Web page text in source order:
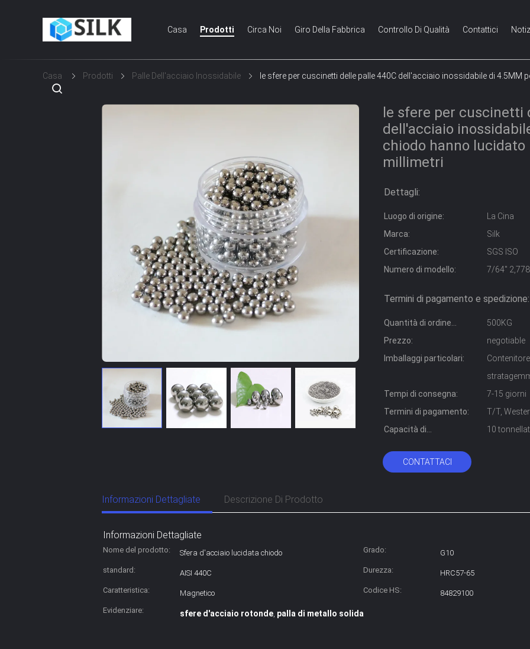
Casa Prodotti Circa Noi Giro Della Fabbrica Controllo Di Qualità Contattici
Casa Prodotti Palle Dell'acciaio Inossidabile le sfere per cuscinetti delle palle 440C dell'acciaio inossidabile di
le sfere per cuscinetti
dell'acciaio
chiodo hanno lucidato
millimetri
Dettagli:
Luogo di origine:
La Cina
Marca:
Silk
Certificazione:
SGS ISO
Numero di modello:
7/64" 2,778
Termini di pagamento e spedizione:
Quantità di ordine
minimo:
500KG
Prezzo:
negotiable
Imballaggi particolari:
Tempi di consegna:
7-15 giorni
Termini di pagamento:
T/T,
Capacità di
10
CONTATTACI
Informazioni Dettagliate Descrizione Di Prodotto
Informazioni Dettagliate
Nome del prodotto: Sfera d'acciaio lucidata chiodo Grado:
G10
standard:
AISI 440C Durezza:
HRC57-65
Caratteristica:
Magnetico Codice HS:
84829100
Evidenziare:
sfere d'acciaio rotonde, palla di metallo solida